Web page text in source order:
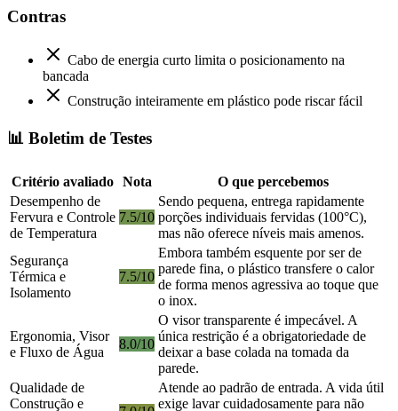
Contras
Cabo de energia curto limita o posicionamento na
bancada
Construção inteiramente em plástico pode riscar fácil
📊 Boletim de Testes
Critério avaliado Nota
O que percebemos
Desempenho de
Fervura e Controle
de Temperatura
7.5/10
Sendo pequena, entrega rapidamente
porções individuais fervidas (100°C),
mas não oferece níveis mais amenos.
Segurança
Térmica e
Isolamento
7.5/10
Embora também esquente por ser de
parede fina, o plástico transfere o calor
de forma menos agressiva ao toque que
o inox.
Ergonomia, Visor
e Fluxo de Água
8.0/10
O visor transparente é impecável. A
única restrição é a obrigatoriedade de
deixar a base colada na tomada da
parede.
Qualidade de
Construção e
Atende ao padrão de entrada. A vida útil
exige lavar cuidadosamente para não